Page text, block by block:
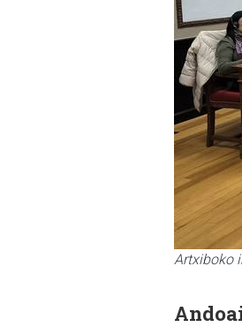
Artxiboko